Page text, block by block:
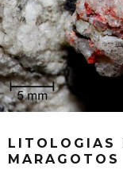
LITOLOGIAS
MARAGOTOS